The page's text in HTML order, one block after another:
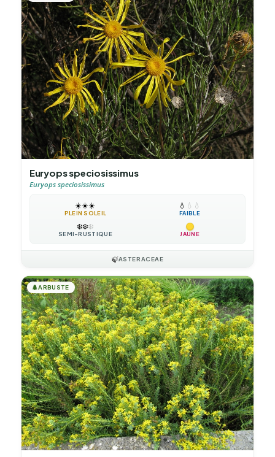
Euryops speciosissimus
Euryops speciosissimus
☀️☀️☀️
PLEIN SOLEIL
💧 💧 💧
FAIBLE
❄️❄️❄️
SEMI-RUSTIQUE JAUNE
🍃ASTERACEAE
🌲ARBUSTE